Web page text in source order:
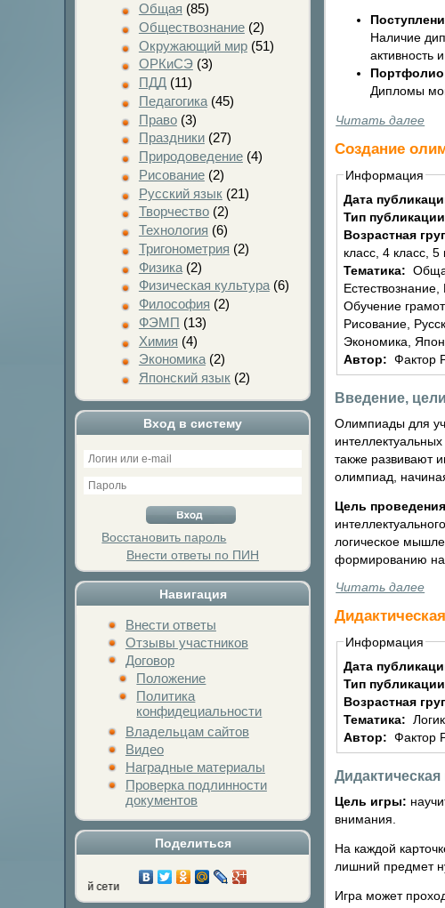
Общая (85)
Обществознание(2)
Окружающий мир(51)
ОРКиСЭ(3)
ПДД (11)
Педагогика(45)
Право(3)
Праздники(27)
Природоведение(4)
Рисование(2)
Русский язык(21)
Творчество(2)
Технология (6)
Тригонометрия (2)
Физика(2)
Физическая культура(6)
Философия (2)
ФЭМП (13)
Химия (4)
Экономика(2)
Японский язык(2)
Вход в систему
Восстановить пароль
Внести ответы по ПИН
Навигация
Внести ответы
Отзывы участников
Договор
Положение
Политика
конфидециальности
Владельцам сайтов
Видео
Наградные материалы
Проверка подлинности
документов
Поделиться
Наличие
активность
Портфолио
Дипломы
Читать далее
Создание
Информация
Дата
Тип
Возрастная
класс, 4 класс, 5
Тематика: Общая, Астрономия, Анатомия, Английский язык, Биология, Ботаника, География, Геометрия, Домоводство,
Обучение
Рисование,
Экономика,
Автор: Фактор
Введение,
Олимпиады для
также развивают
олимпиад,
Цель
логическое
формированию
Читать далее
Информация
Дата
Тип
Возрастная
Тематика:
Автор: Фактор
Цель игры:
внимания.
На каждой
лишний предмет
Игра может